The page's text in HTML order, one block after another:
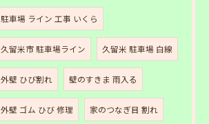
駐車場 ライン 工事 いくら
久留米市 駐車場ライン 久留米 駐車場 白線
外壁 ひび割れ 壁のすきま 雨入る
外壁 ゴム ひび 修理 家のつなぎ目 割れ